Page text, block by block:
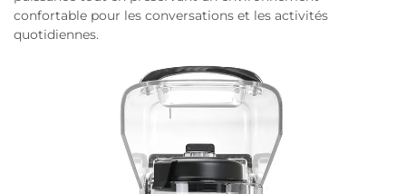
confortable pour les conversations et les activités
quotidiennes.